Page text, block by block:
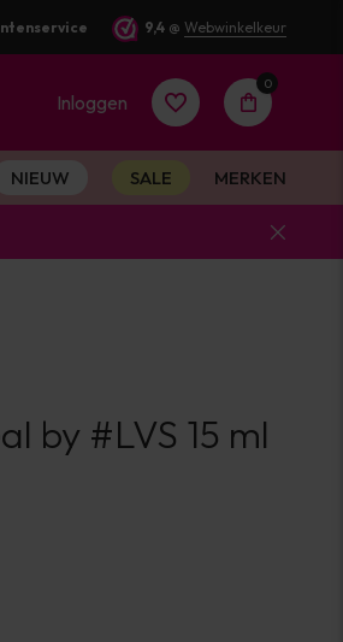
9,4 @ Webwinkelkeur
Inloggen
Account
aanmaken
0
NIEUW SALE MERKEN
by #LVS 15 ml